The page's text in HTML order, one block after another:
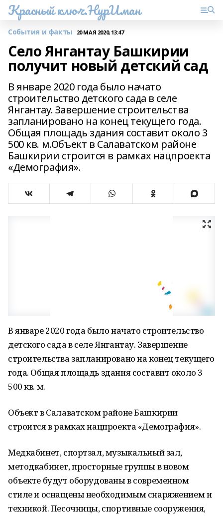
Красный ключ.НурИман
События и факты 20 МАЯ 2020, 13:47
Село Янгантау Башкирии
получит новый детский сад
В январе 2020 года было начато
строительство детского сада в селе
Янгантау. Завершение строительства
запланировано на конец текущего года.
Общая площадь здания составит около 3
500 кв. м.Объект в Салаватском районе
Башкирии строится в рамках нацпроекта
«Демография».
В январе 2020 года было начато строительство
детского сада в селе Янгантау. Завершение
строительства запланировано на конец текущего
года. Общая площадь здания составит около 3
500 кв. м.
Объект в Салаватском районе Башкирии
строится в рамках нацпроекта «Демография».
Медкабинет, спортзал, музыкальный зал,
методкабинет, просторные группы в новом
объекте будут оборудованы в современном
стиле и оснащены необходимым снаряжением и
техникой. Песочницы, спортивные сооружения,